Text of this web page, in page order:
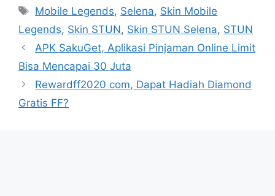
Tags
Mobile Legends, Selena, Skin Mobile
Legends, Skin STUN, Skin STUN Selena, STUN
APK SakuGet, Aplikasi Pinjaman Online Limit
Bisa Mencapai 30 Juta
Rewardff2020 com, Dapat Hadiah Diamond
Gratis FF?